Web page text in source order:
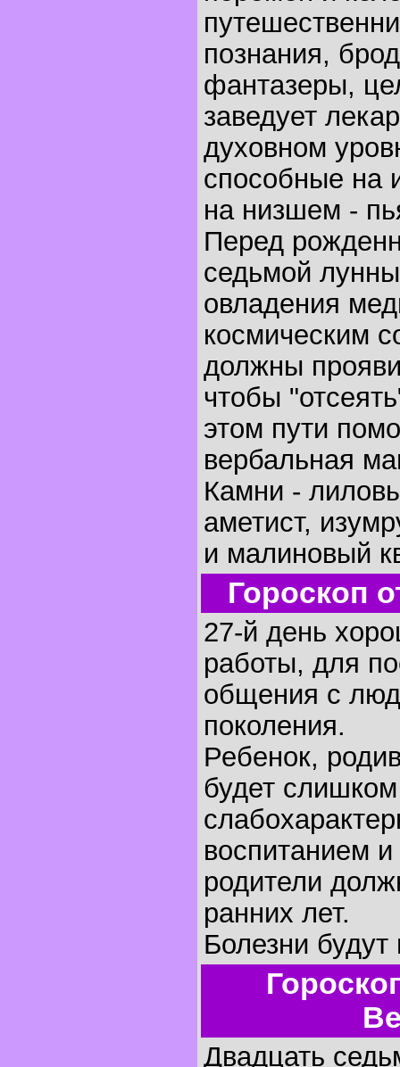
познания,
фантазеры,
заведует
духовном
способные на
на низшем -
Перед
седьмой
овладения
космическим
должны
чтобы
этом пути
вербальная
Камни -
аметист,
и малиновый
Гороскоп
27-й день
работы, для
общения с
поколения.
Ребенок,
будет
воспитанием
родители
ранних лет.
Болезни
Двадцать